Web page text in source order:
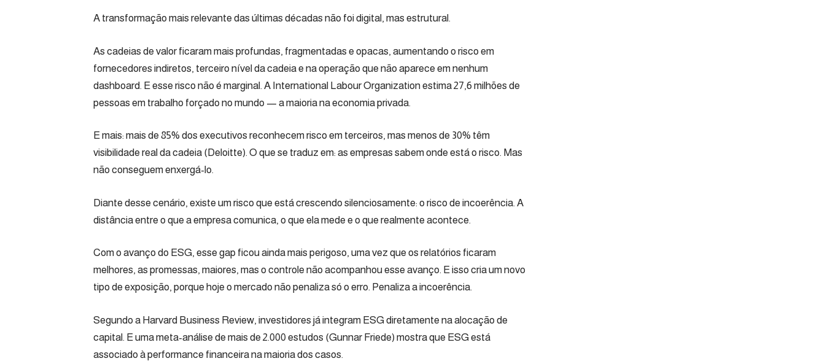
A transformação mais relevante das últimas décadas não foi digital, mas estrutural.
As cadeias de valor ficaram mais profundas, fragmentadas e opacas, aumentando o risco em
fornecedores indiretos, terceiro nível da cadeia e na operação que não aparece em nenhum
dashboard. E esse risco não é marginal. A International Labour Organization estima 27,6 milhões de
pessoas em trabalho forçado no mundo — a maioria na economia privada.
E mais: mais de 85% dos executivos reconhecem risco em terceiros, mas menos de 30% têm
visibilidade real da cadeia (Deloitte). O que se traduz em: as empresas sabem onde está o risco. Mas
não conseguem enxergá-lo.
Diante desse cenário, existe um risco que está crescendo silenciosamente: o risco de incoerência. A
distância entre o que a empresa comunica, o que ela mede e o que realmente acontece.
Com o avanço do ESG, esse gap ficou ainda mais perigoso, uma vez que os relatórios ficaram
melhores, as promessas, maiores, mas o controle não acompanhou esse avanço. E isso cria um novo
tipo de exposição, porque hoje o mercado não penaliza só o erro. Penaliza a incoerência.
Segundo a Harvard Business Review, investidores já integram ESG diretamente na alocação de
capital. E uma meta-análise de mais de 2.000 estudos (Gunnar Friede) mostra que ESG está
associado à performance financeira na maioria dos casos.